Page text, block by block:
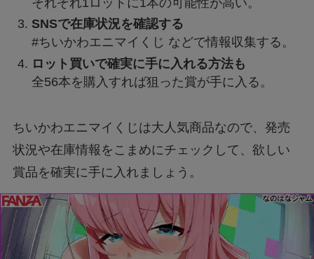
SNSで在庫状況を確認する
#ちいかわエニマイくじ などで情報収集する。
ロット買いで確実に手に入れる方法も
全56本を購入すれば狙った賞が手に入る。
ちいかわエニマイくじは大人気商品なので、発売
状況や在庫情報をこまめにチェックして、欲しい
賞品を確実に手に入れましょう。